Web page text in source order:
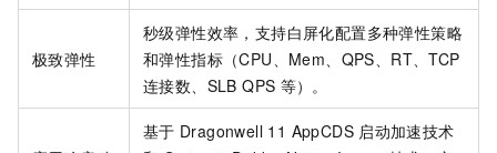
极致弹性
秒级弹性效率，支持白屏化配置多种弹性策略
和弹性指标（CPU、Mem、QPS、RT、TCP
连接数、SLB QPS 等）。
基于 Dragonwell 11 AppCDS 启动加速技术